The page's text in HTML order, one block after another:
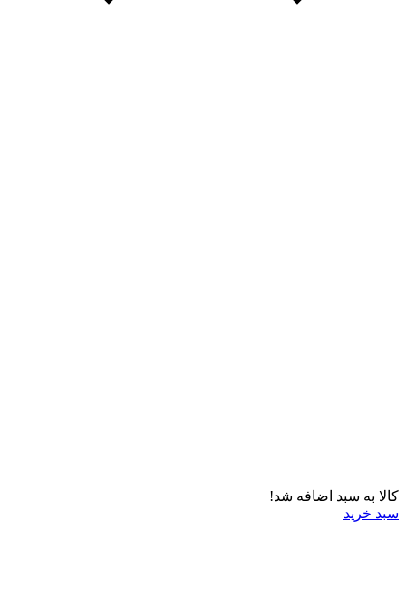
کالا به سبد اضافه شد!
سبد خرید